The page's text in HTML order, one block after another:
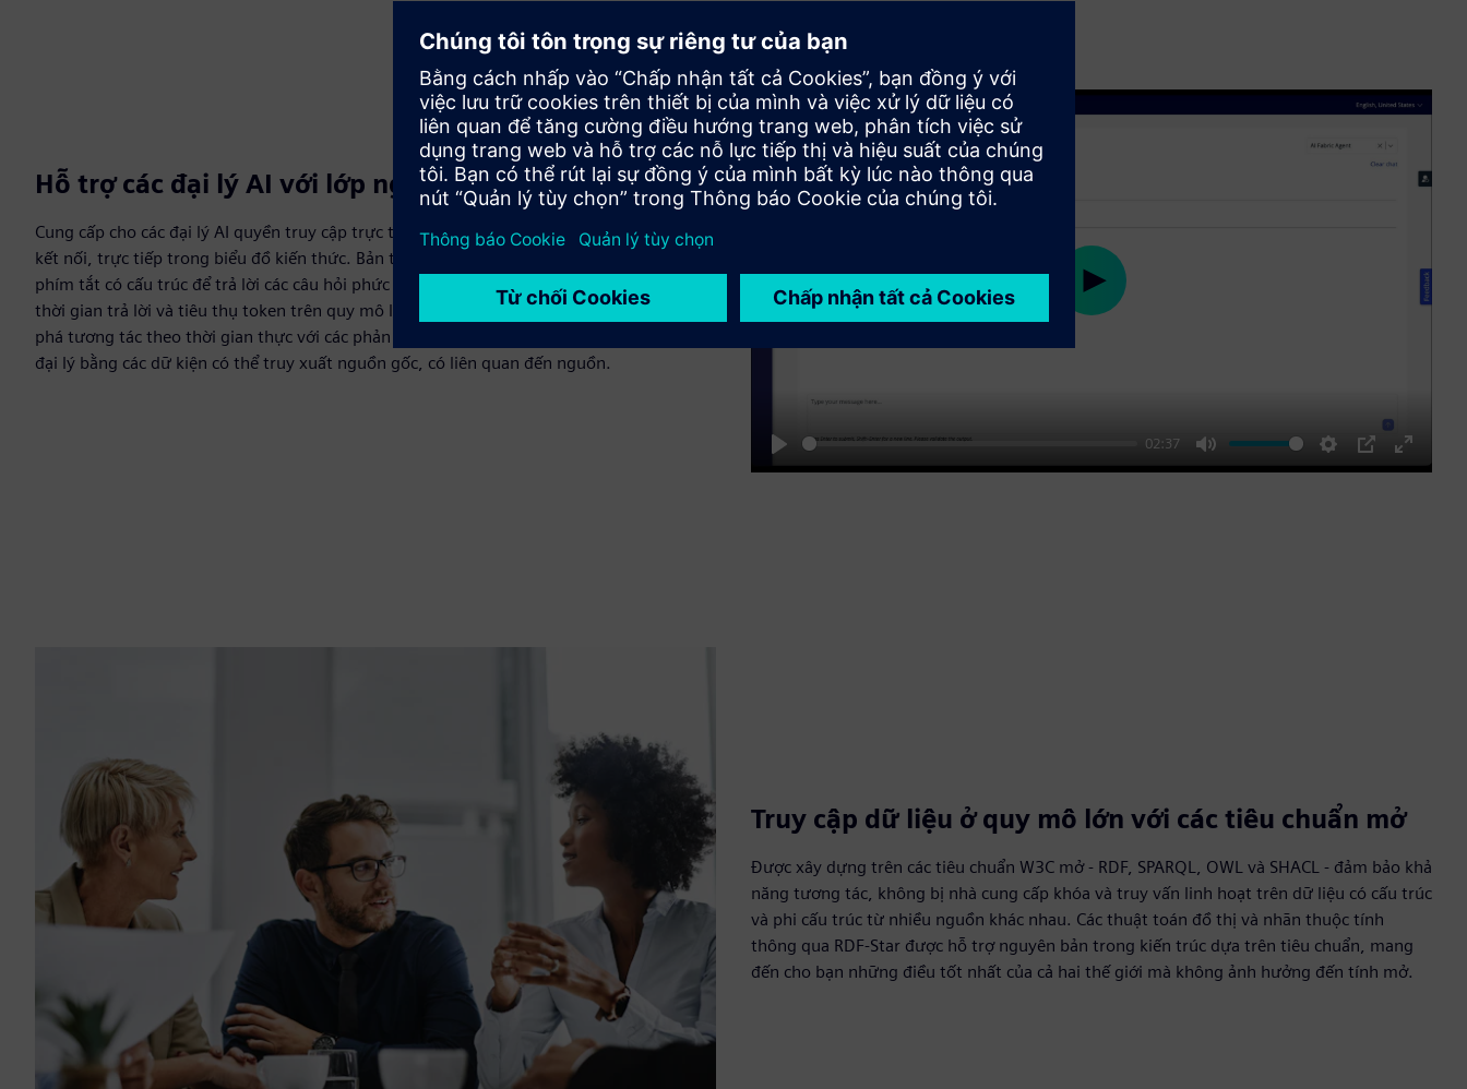
Hỗ trợ các đại lý AI với lớp ngữ cảnh doanh nghiệp
Cung cấp cho các đại lý AI quyền truy cập trực tiếp vào dữ liệu và các mối quan hệ được
kết nối, trực tiếp trong biểu đồ kiến thức. Bản thể học cung cấp cho các tác nhân các
phím tắt có cấu trúc để trả lời các câu hỏi phức tạp trải dài trên nhiều hệ thống - giảm
thời gian trả lời và tiêu thụ token trên quy mô lớn. Tốc độ trong bộ nhớ cho phép khám
phá tương tác theo thời gian thực với các phản hồi dưới giây. Căn cứ mọi câu trả lời của
đại lý bằng các dữ kiện có thể truy xuất nguồn gốc, có liên quan đến nguồn.
Play
02:37
Mute Settings
PIP
Enter
Play
Truy cập dữ liệu ở quy mô lớn với các tiêu chuẩn mở
Được xây dựng trên các tiêu chuẩn W3C mở - RDF, SPARQL, OWL và SHACL - đảm bảo khả
năng tương tác, không bị nhà cung cấp khóa và truy vấn linh hoạt trên dữ liệu có cấu trúc
và phi cấu trúc từ nhiều nguồn khác nhau. Các thuật toán đồ thị và nhãn thuộc tính
thông qua RDF-Star được hỗ trợ nguyên bản trong kiến trúc dựa trên tiêu chuẩn, mang
đến cho bạn những điều tốt nhất của cả hai thế giới mà không ảnh hưởng đến tính mở.